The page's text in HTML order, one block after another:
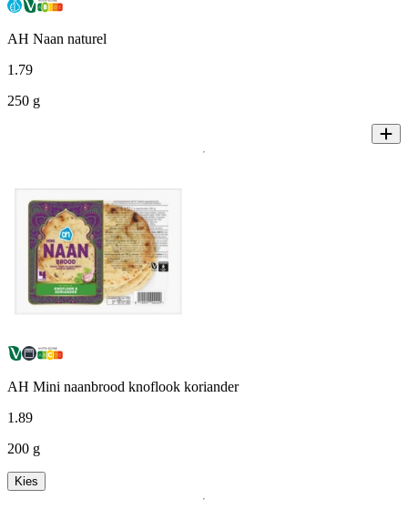
AH Naan naturel
1 .79
250 g
AH Mini naanbrood knoflook koriander
1 .89
200 g
Kies